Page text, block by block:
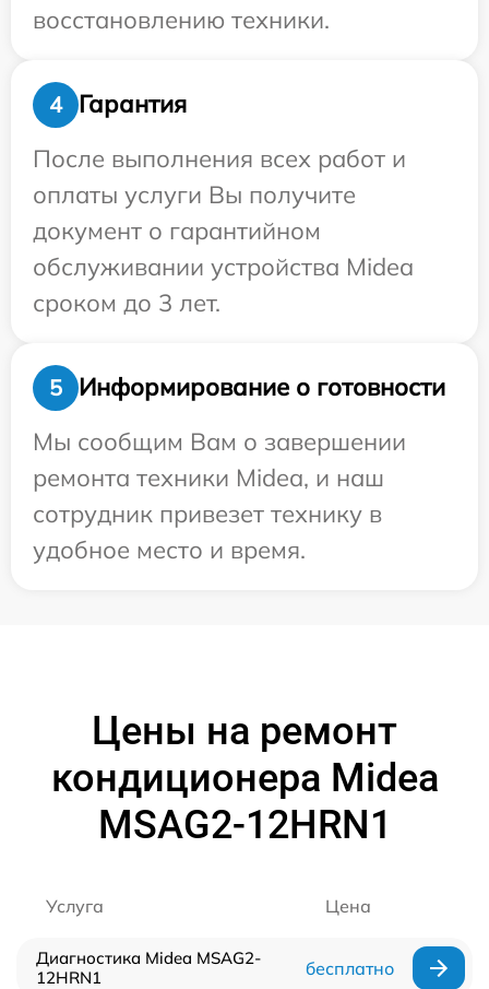
восстановлению техники.
4
Гарантия
После выполнения всех работ и
оплаты услуги Вы получите
документ о гарантийном
обслуживании устройства Midea
сроком до 3 лет.
5
Информирование о готовности
Мы сообщим Вам о завершении
ремонта техники Midea, и наш
сотрудник привезет технику в
удобное место и время.
Цены на ремонт
кондиционера Midea
MSAG2-12HRN1
Услуга Цена
Диагностика Midea MSAG2-
12HRN1
бесплатно